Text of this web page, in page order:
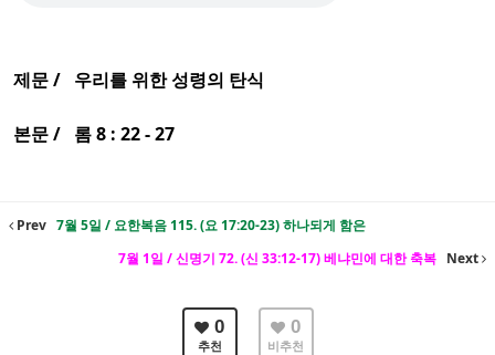
제문 / 우리를 위한 성령의 탄식
본문 / 롬 8 : 22 - 27
Prev 7월 5일 / 요한복음 115. (요 17:20-23) 하나되게 함은
7월 1일 / 신명기 72. (신 33:12-17) 베냐민에 대한 축복 Next
0
추천
0
비추천